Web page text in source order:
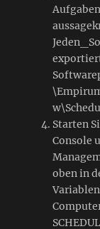
Starten
Console
oben in